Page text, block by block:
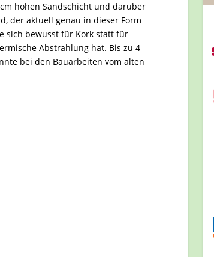
hohen Sandschicht und darüber
der aktuell genau in dieser Form
sich bewusst für Kork statt für
Abstrahlung hat. Bis zu 4
bei den Bauarbeiten vom alten